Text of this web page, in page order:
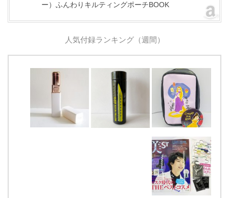
ー）ふんわりキルティングポーチBOOK
人気付録ランキング（週間）